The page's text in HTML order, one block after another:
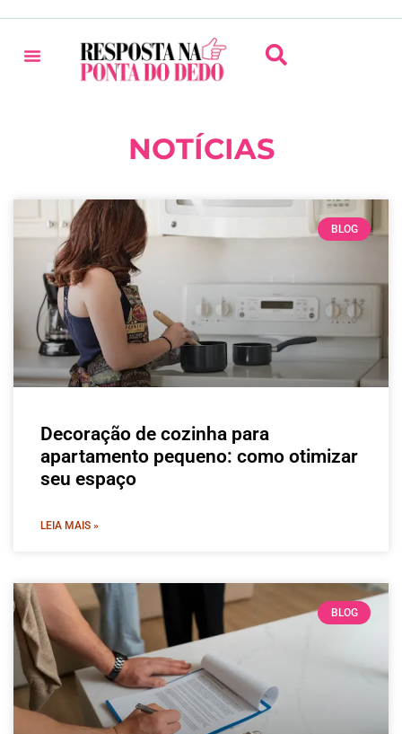
NOTÍCIAS
BLOG
Decoração de cozinha para
apartamento pequeno: como otimizar
seu espaço
LEIA MAIS »
BLOG